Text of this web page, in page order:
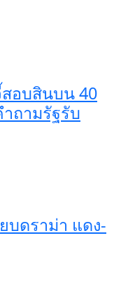
อบสินบน 40
ถามรัฐรับ
ดราม่า แดง-